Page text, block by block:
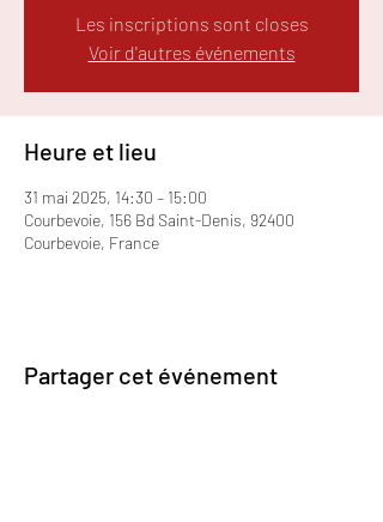
Les inscriptions sont closes
Voir d'autres événements
Heure et lieu
31 mai 2025, 14:30 – 15:00
Courbevoie, 156 Bd Saint-Denis, 92400
Courbevoie, France
Partager cet événement